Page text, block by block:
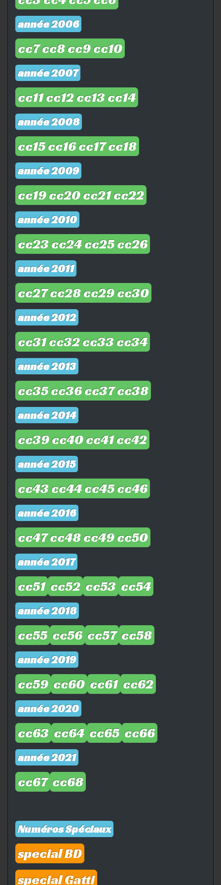
année 2006
cc7cc8cc9cc10
année 2007
cc11 cc12cc13cc14
année 2008
cc15cc16cc17cc18
année 2009
cc19cc20cc21cc22
année 2010
cc23cc24cc25cc26
année 2011
cc27cc28cc29cc30
année 2012
cc31cc32cc33cc34
année 2013
cc35cc36cc37cc38
année 2014
cc39cc40cc41cc42
année 2015
cc43cc44cc45cc46
année 2016
cc47cc48cc49cc50
année 2017
cc51 cc52 cc53 cc54
année 2018
cc55 cc56 cc57 cc58
année 2019
cc59 cc60 cc61 cc62
année 2020
cc63 cc64 cc65 cc66
année 2021
cc67 cc68
Numéros Spéciaux
special BD
special Gatti